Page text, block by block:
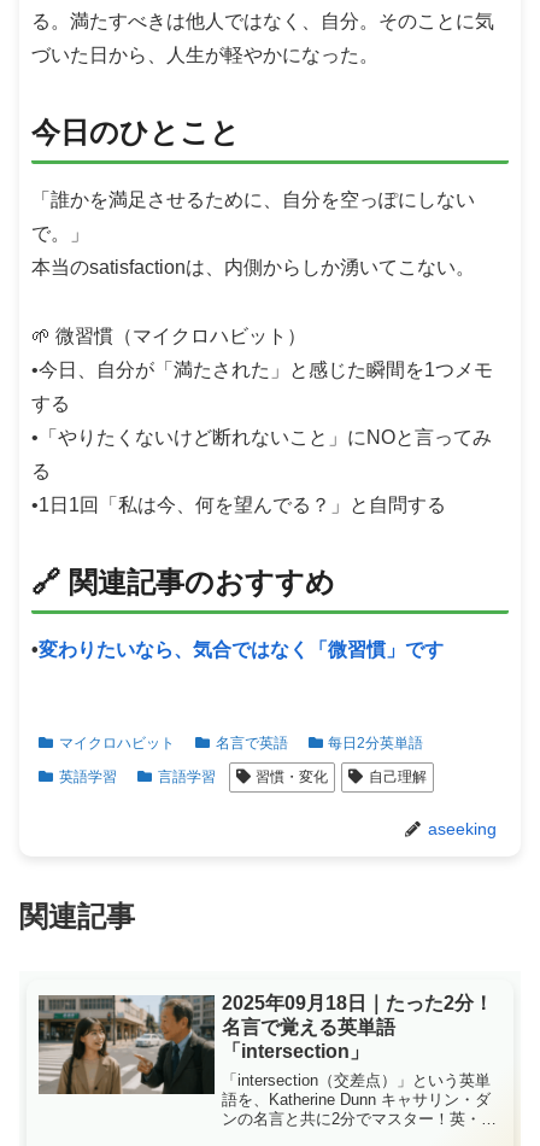
る。満たすべきは他人ではなく、自分。そのことに気
づいた日から、人生が軽やかになった。
今日のひとこと
「誰かを満足させるために、自分を空っぽにしない
で。」
本当のsatisfactionは、内側からしか湧いてこない。
🌱 微習慣（マイクロハビット）
•今日、自分が「満たされた」と感じた瞬間を1つメモ
する
•「やりたくないけど断れないこと」にNOと言ってみ
る
•1日1回「私は今、何を望んでる？」と自問する
🔗 関連記事のおすすめ
•変わりたいなら、気合ではなく「微習慣」です
マイクロハビット 名言で英語
每日2分英単語
英語学習
言語学習 習慣・変化 自己理解
aseeking
関連記事
2025年09月18日｜たった2分！
名言で覚える英単語
「intersection」
「intersection（交差点）」という英単
語を、Katherine Dunn キャサリン・ダ
ンの名言と共に2分でマスター！英・